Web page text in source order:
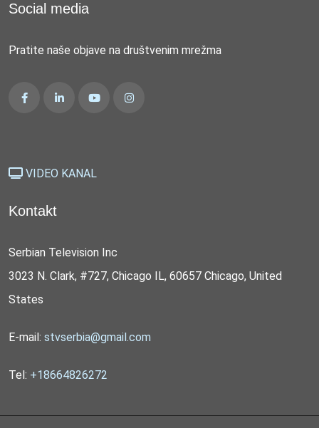
Social media
Pratite naše objave na društvenim mrežma
VIDEO KANAL
Kontakt
Serbian Television Inc
3023 N. Clark, #727, Chicago IL, 60657 Chicago, United
States
E-mail: stvserbia@gmail.com
Tel: +18664826272